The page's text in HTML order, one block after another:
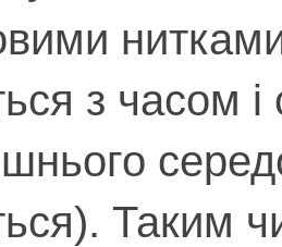
з часом і
Таким